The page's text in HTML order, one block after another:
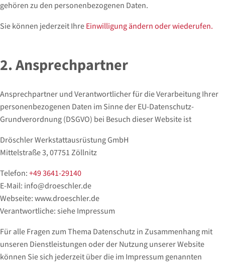
gehören zu den personenbezogenen Daten.
Sie können jederzeit IhreEinwilligung ändern oder wiederufen.
2. Ansprechpartner
Ansprechpartner und Verantwortlicher für die Verarbeitung Ihrer
personenbezogenen Daten im Sinne der EU-Datenschutz-
Grundverordnung (DSGVO) bei Besuch dieser Website ist
Dröschler Werkstattausrüstung GmbH
Mittelstraße 3, 07751 Zöllnitz
Telefon:+49 3641-29140
E-Mail: info@droeschler.de
Webseite: www.droeschler.de
Verantwortliche: siehe Impressum
Für alle Fragen zum Thema Datenschutz in Zusammenhang mit
unseren Dienstleistungen oder der Nutzung unserer Website
können Sie sich jederzeit über die im Impressum genannten